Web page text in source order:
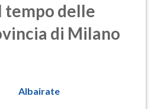
tempo delle
di Milano
Albairate